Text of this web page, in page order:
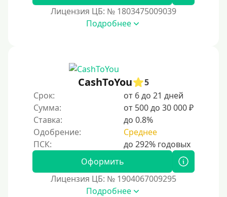
10000 руб
30000 руб на год
35000 руб
40000 руб
50000 руб
60000 руб
70000 руб
Лицензия ЦБ: № 1803475009039
Подробнее
CashToYou
5
Срок:
от 6 до 21 дней
Сумма:
от 500 до 30 000 ₽
Ставка:
до 0.8%
Одобрение:
Среднее
Оформить
Лицензия ЦБ: № 1904067009295
Подробнее